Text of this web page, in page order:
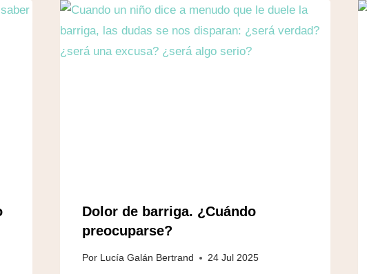
Dolor de barriga. ¿Cuándo
preocuparse?
Por Lucía Galán Bertrand 24 Jul 2025